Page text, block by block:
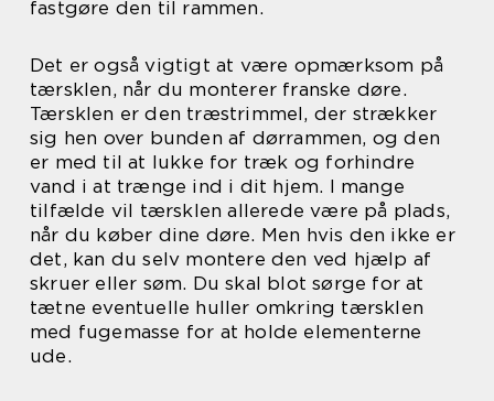
fastgøre den til rammen.
Det er også vigtigt at være opmærksom på
tærsklen, når du monterer franske døre.
Tærsklen er den træstrimmel, der strækker
sig hen over bunden af dørrammen, og den
er med til at lukke for træk og forhindre
vand i at trænge ind i dit hjem. I mange
tilfælde vil tærsklen allerede være på plads,
når du køber dine døre. Men hvis den ikke er
det, kan du selv montere den ved hjælp af
skruer eller søm. Du skal blot sørge for at
tætne eventuelle huller omkring tærsklen
med fugemasse for at holde elementerne
ude.